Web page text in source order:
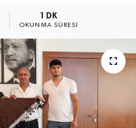
1 DK
OKUNMA SÜRESI